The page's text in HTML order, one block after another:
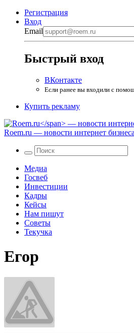
Регистрация
Вход
Email
Быстрый вход
ВКонтакте
Если ранее вы входили с
Купить рекламу
Roem.ru — новости интернет
Медиа
Госвеб
Инвестиции
Кадры
Кейсы
Нам пишут
Советы
Текучка
Егор